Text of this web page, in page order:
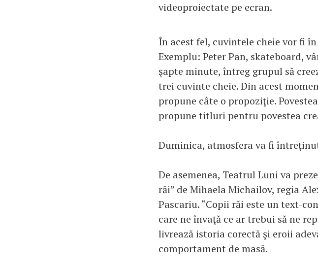
videoproiectate pe ecran.
În acest fel, cuvintele cheie vor fi
Exemplu: Peter Pan, skateboard,
şapte minute, întreg grupul să
trei cuvinte cheie. Din acest
propune câte o propoziţie.
propune titluri pentru povestea
Duminica, atmosfera va fi
De asemenea, Teatrul Luni va
răi” de Mihaela Michailov, regia
Pascariu. “Copii răi este un text-
care ne învaţă ce ar trebui să ne
livrează istoria corectă şi eroii
comportament de masă.